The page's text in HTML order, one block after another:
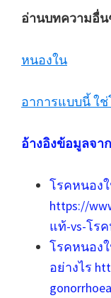
อ่านบทความอื่น
หนองใน
อาการแบบนี้ ใ
อ้างอิงข้อมูลจา
โรคหนอง
https://
แท้-vs-โร
โรคหนอง
อย่างไร